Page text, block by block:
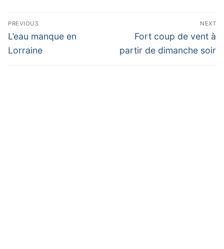
Navigation
de
l’article
PREVIOUS
Previous
post:
L’eau manque en
Lorraine
NEXT
Next
post:
Fort coup de vent à
partir de dimanche soir